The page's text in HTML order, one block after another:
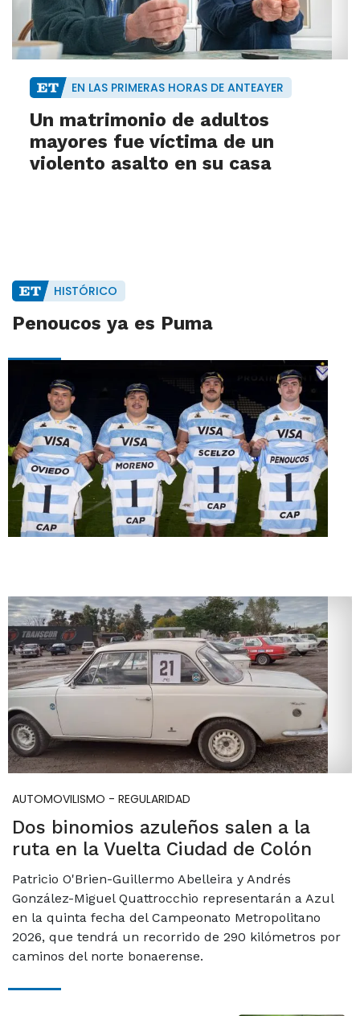
EN LAS PRIMERAS HORAS DE ANTEAYER
Un matrimonio de adultos
mayores fue víctima de un
violento asalto en su casa
HISTÓRICO
Penoucos ya es Puma
AUTOMOVILISMO - REGULARIDAD
Dos binomios azuleños salen a la
ruta en la Vuelta Ciudad de Colón
Patricio O'Brien-Guillermo Abelleira y Andrés
González-Miguel Quattrocchio representarán a Azul
en la quinta fecha del Campeonato Metropolitano
2026, que tendrá un recorrido de 290 kilómetros por
caminos del norte bonaerense.